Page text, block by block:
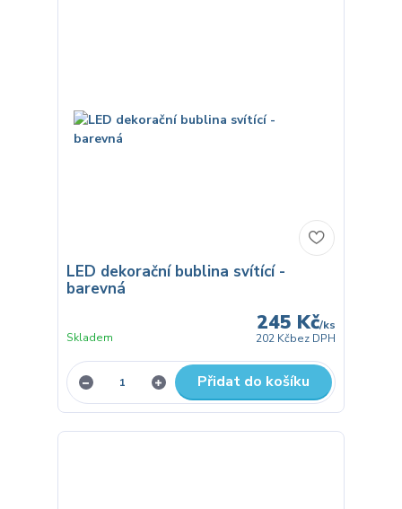
LED dekorační bublina svítící -
barevná
245 Kč/ks
202 Kčbez DPH
Skladem
Přidat do košíku